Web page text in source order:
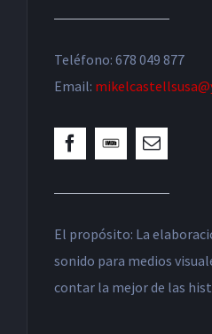
Teléfono: 678 049 877
Email:
El propósito: La
sonido para medios
contar la mejor de las